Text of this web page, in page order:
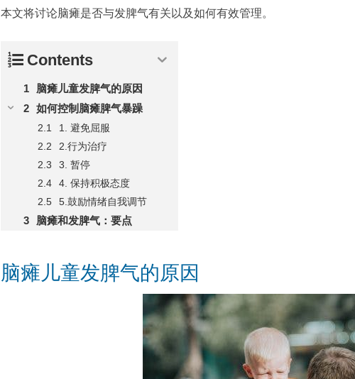
本文将讨论脑瘫是否与发脾气有关以及如何有效管理。
Contents
脑瘫儿童发脾气的原因
如何控制脑瘫脾气暴躁
1. 避免屈服
2.行为治疗
3. 暂停
4. 保持积极态度
5.鼓励情绪自我调节
脑瘫和发脾气：要点
脑瘫儿童发脾气的原因